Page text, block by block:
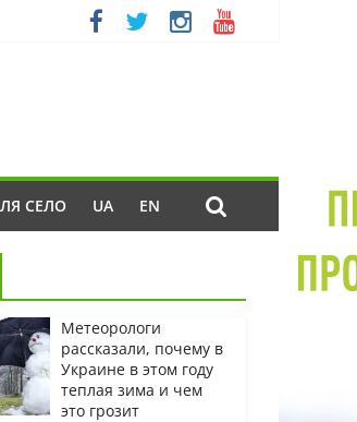
ЛЯ СЕЛО UA EN
Метеорологи
рассказали, почему в
Украине в этом году
теплая зима и чем
это грозит